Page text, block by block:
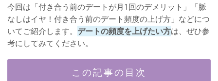
今回は「付き合う前のデートが月1回のデメリット」「脈
なしはイヤ！付き合う前のデート頻度の上げ方」などにつ
いてご紹介します。 デートの頻度を上げたい方は、ぜひ参
考にしてみてください。
この記事の目次